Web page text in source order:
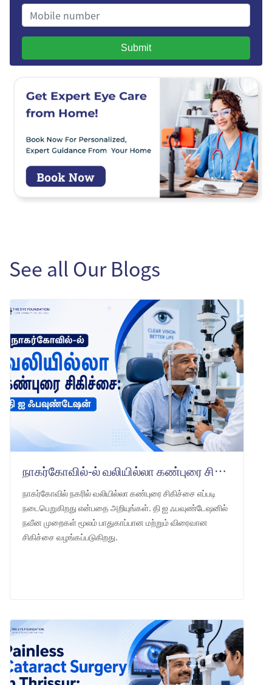
Submit
See all Our Blogs
நாகர்கோவில்-ல் வலியில்லா கண்புரை சிகிச்சை: தி ஐ ஃபவுண்டேஷன்
நாகர்கோவில் நகரில் வலியில்லா கண்புரை சிகிச்சை எப்படி
நடைபெறுகிறது என்பதை அறியுங்கள். தி ஐ ஃபவுண்டேஷனில்
நவீன முறைகள் மூலம் பாதுகாப்பான மற்றும் விரைவான
சிகிச்சை வழங்கப்படுகிறது.